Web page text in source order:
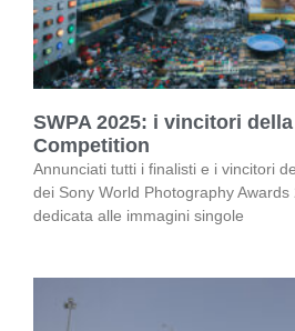
SWPA 2025: i vincitori
Competition
Annunciati tutti i finalisti e i vincitori
dei Sony World Photography
dedicata alle immagini singole